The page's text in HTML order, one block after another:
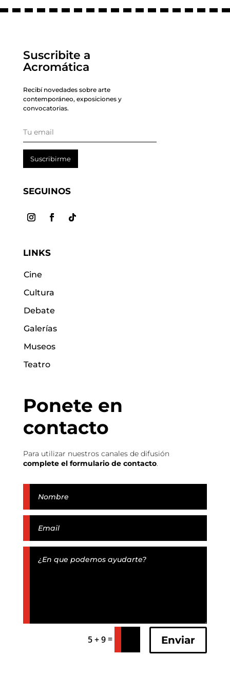
Suscribite a
Acromática
Recibí novedades sobre arte
contemporáneo, exposiciones y
convocatorias.
Suscribirme
SEGUINOS
LINKS
Cine
Cultura
Debate
Galerías
Museos
Teatro
Ponete en
contacto
Para utilizar nuestros canales de difusión
complete el formulario de contacto.
5 + 9= Enviar